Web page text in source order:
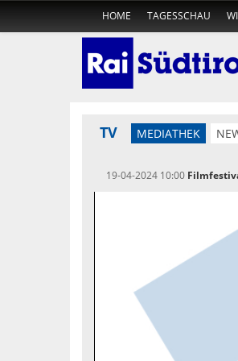
HOME TAGESSCHAU
TV MEDIATHEK
19-04-2024 10:00